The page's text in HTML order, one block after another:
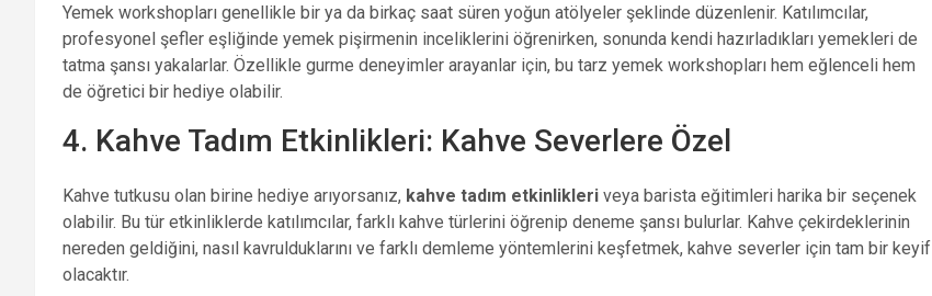
Yemek workshopları genellikle bir ya da birkaç saat süren yoğun atölyeler şeklinde düzenlenir. Katılımcılar,
profesyonel şefler eşliğinde yemek pişirmenin inceliklerini öğrenirken, sonunda kendi hazırladıkları yemekleri de
tatma şansı yakalarlar. Özellikle gurme deneyimler arayanlar için, bu tarz yemek workshopları hem eğlenceli hem
de öğretici bir hediye olabilir.
4. Kahve Tadım Etkinlikleri: Kahve Severlere Özel
Kahve tutkusu olan birine hediye arıyorsanız, kahve tadım etkinlikleri veya barista eğitimleri harika bir seçenek
olabilir. Bu tür etkinliklerde katılımcılar, farklı kahve türlerini öğrenip deneme şansı bulurlar. Kahve çekirdeklerinin
nereden geldiğini, nasıl kavrulduklarını ve farklı demleme yöntemlerini keşfetmek, kahve severler için tam bir keyif
olacaktır.